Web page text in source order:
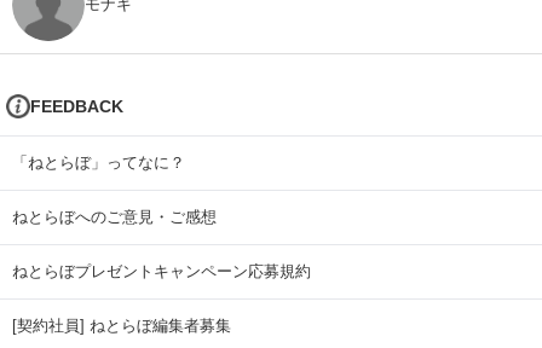
モナキ
FEEDBACK
「ねとらぼ」ってなに？
ねとらぼへのご意見・ご感想
ねとらぼプレゼントキャンペーン応募規約
[契約社員] ねとらぼ編集者募集